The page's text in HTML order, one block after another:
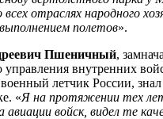
всех отраслях народного
полетов».
Пшеничный,
управления внутренних
летчик России, знал
«Я на протяжении тех
авиации войск, видел те